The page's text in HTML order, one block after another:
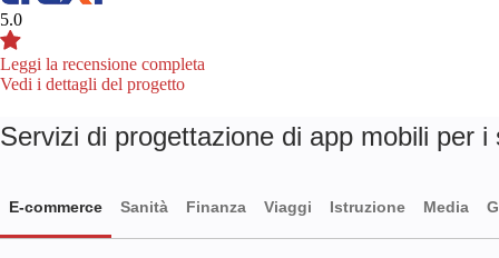
5.0
Leggi la recensione completa
Vedi i dettagli del progetto
Servizi di progettazione di app mobili per i
E-commerce Sanità Finanza Viaggi Istruzione Media